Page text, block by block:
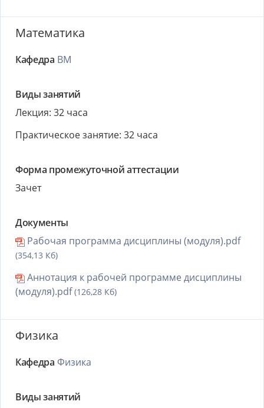
Математика
Кафедра ВМ
Виды занятий
Лекция: 32 часа
Практическое занятие: 32 часа
Форма промежуточной аттестации
Зачет
Документы
Рабочая программа дисциплины (модуля).pdf
(354,13 Кб)
Аннотация к рабочей программе дисциплины
(модуля).pdf(126,28 Кб)
Физика
Кафедра Физика
Виды занятий